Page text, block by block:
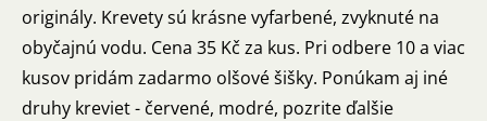
originály. Krevety sú krásne vyfarbené, zvyknuté na
obyčajnú vodu. Cena 35 Kč za kus. Pri odbere 10 a viac
kusov pridám zadarmo olšové šišky. Ponúkam aj iné
druhy kreviet - červené, modré, pozrite ďalšie